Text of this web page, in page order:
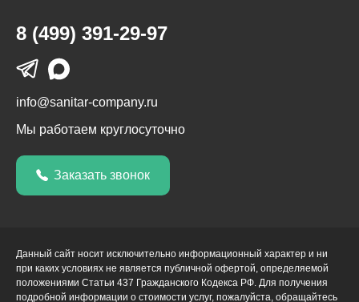
8 (499) 391-29-97
info@sanitar-company.ru
Мы работаем круглосуточно
Заказать звонок
Данный сайт носит исключительно информационный характер и ни
при каких условиях не является публичной офертой, определяемой
положениями Статьи 437 Гражданского Кодекса РФ. Для получения
подробной информации о стоимости услуг, пожалуйста, обращайтесь